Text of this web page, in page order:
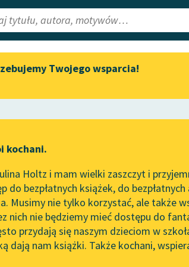
Lektury
redakcyjne
Aktualności
„Prokurator Alicja Horn” do
literatury skandynawskiej
Spotkanie z Katarzyną
w Oslo
102. lata temu zmarł
Conrad
Twojego wsparcia!
kochani.
Holtz i mam wielki zaszczyt i
do bezpłatnych książek, do
Musimy nie tylko korzystać, ale także
nich nie będziemy mieć dostępu do
przydają się naszym dzieciom w
dają nam książki. Także kochani,
Lewis Carroll✖